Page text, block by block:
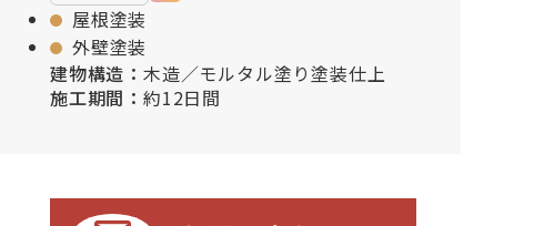
屋根塗装
外壁塗装
建物構造： 木造／モルタル塗り塗装仕上
施工期間： 約12日間